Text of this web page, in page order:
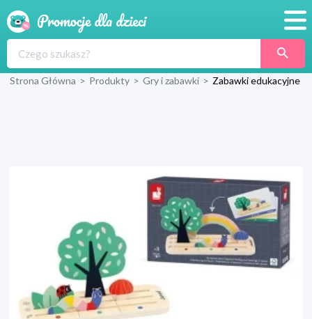
Produkty
Wyprawka
Strona Główna > Produkty > Gry i zabawki > Zabawki edukacyjne